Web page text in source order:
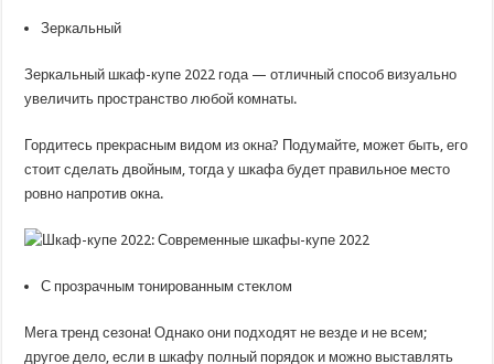
Зеркальный
Зеркальный шкаф-купе 2022 года — отличный способ визуально
увеличить пространство любой комнаты.
Гордитесь прекрасным видом из окна? Подумайте, может быть, его
стоит сделать двойным, тогда у шкафа будет правильное место
ровно напротив окна.
С прозрачным тонированным стеклом
Мега тренд сезона! Однако они подходят не везде и не всем;
другое дело, если в шкафу полный порядок и можно выставлять